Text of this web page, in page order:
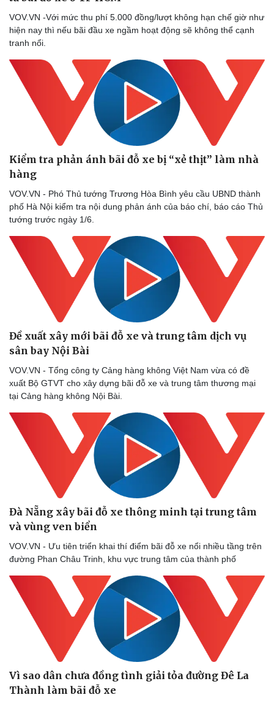
Doanh nghiệp
Thông tin doanh nghiệp
Doanh nghiệp 24h
Doanh nhân
Vì cộng đồng
Công nghệ
Sành điệu
Tin Công nghệ
Trải nghiệm
Chuyển đổi số
VOV.VN -Với mức thu phí 5.000 đồng/lượt không hạn chế giờ như
hiện nay thì nếu bãi đầu xe ngầm hoạt động sẽ không thể cạnh
tranh nổi.
Kiểm tra phản ánh bãi đỗ xe bị “xẻ thịt” làm nhà
hàng
VOV.VN - Phó Thủ tướng Trương Hòa Bình yêu cầu UBND thành
phố Hà Nội kiểm tra nội dung phản ánh của báo chí, báo cáo Thủ
tướng trước ngày 1/6.
Đề xuất xây mới bãi đỗ xe và trung tâm dịch vụ
sân bay Nội Bài
VOV.VN - Tổng công ty Cảng hàng không Việt Nam vừa có đề
xuất Bộ GTVT cho xây dựng bãi đỗ xe và trung tâm thương mại
tại Cảng hàng không Nội Bài.
Đà Nẵng xây bãi đỗ xe thông minh tại trung tâm
và vùng ven biển
VOV.VN - Ưu tiên triển khai thí điểm bãi đỗ xe nổi nhiều tầng trên
đường Phan Châu Trinh, khu vực trung tâm của thành phố
Vì sao dân chưa đồng tình giải tỏa đường Đê La
Thành làm bãi đỗ xe